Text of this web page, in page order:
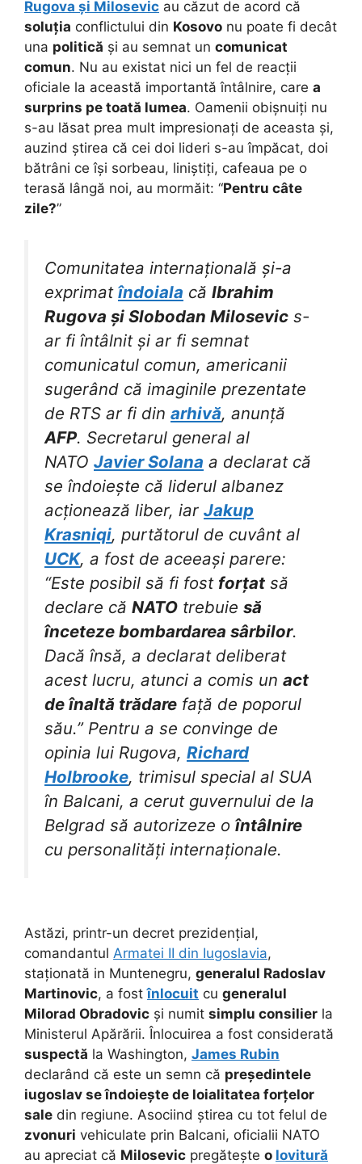
Rugova și Milosevic au căzut de acord că
soluția conflictului din Kosovo nu poate fi decât
una politică și au semnat un comunicat
comun. Nu au existat nici un fel de reacții
oficiale la această importantă întâlnire, care a
surprins pe toată lumea. Oamenii obișnuiți nu
s-au lăsat prea mult impresionați de aceasta și,
auzind știrea că cei doi lideri s-au împăcat, doi
bătrâni ce își sorbeau, liniștiți, cafeaua pe o
terasă lângă noi, au mormăit: “Pentru câte
zile?”
Comunitatea internațională și-a
exprimat îndoiala că Ibrahim
Rugova și Slobodan Milosevic s-
ar fi întâlnit și ar fi semnat
comunicatul comun, americanii
sugerând că imaginile prezentate
de RTS ar fi din arhivă, anunță
AFP. Secretarul general al
NATO Javier Solana a declarat că
se îndoiește că liderul albanez
acționează liber, iar Jakup
Krasniqi, purtătorul de cuvânt al
UCK, a fost de aceeași parere:
“Este posibil să fi fost forțat să
declare că NATO trebuie să
înceteze bombardarea sârbilor.
Dacă însă, a declarat deliberat
acest lucru, atunci a comis un act
de înaltă trădare față de poporul
său.” Pentru a se convinge de
opinia lui Rugova, Richard
Holbrooke, trimisul special al SUA
în Balcani, a cerut guvernului de la
Belgrad să autorizeze o întâlnire
cu personalități internaționale.
Astăzi, printr-un decret prezidențial,
comandantul Armatei II din Iugoslavia,
staționată in Muntenegru, generalul Radoslav
Martinovic, a fostînlocuit cu generalul
Milorad Obradovic și numit simplu consilier la
Ministerul Apărării. Înlocuirea a fost considerată
suspectă la Washington, James Rubin
declarând că este un semn că președintele
iugoslav se îndoiește de loialitatea forțelor
sale din regiune. Asociind știrea cu tot felul de
zvonuri vehiculate prin Balcani, oficialii NATO
au apreciat că Milosevic pregătește o lovitură